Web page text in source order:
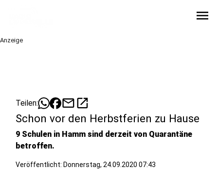
menu
Anzeige
Teilen: mailopen_in_new
Schon vor den Herbstferien zu Hause
9 Schulen in Hamm sind derzeit von Quarantäne
betroffen.
Veröffentlicht: Donnerstag, 24.09.2020 07:43